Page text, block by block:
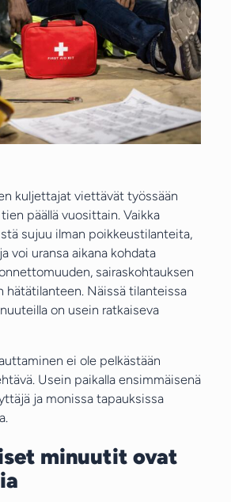
kuljettajat viettävät työssään
päällä vuosittain. Vaikka
sujuu ilman poikkeustilanteita,
voi uransa aikana kohdata
sairaskohtauksen
hätätilanteen. Näissä tilanteissa
on usein ratkaiseva
ei ole pelkästään
Usein paikalla ensimmäisenä
ja monissa tapauksissa
minuutit ovat